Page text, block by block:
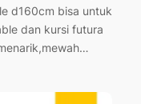
d160cm bisa untuk
dan kursi futura